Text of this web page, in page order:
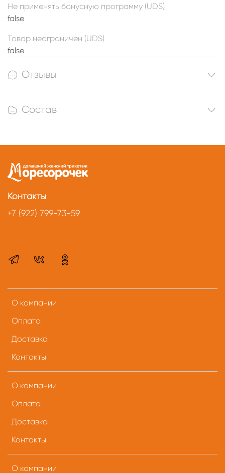
Не применять бонусную программу (UDS)
false
Товар неограничен (UDS)
false
Отзывы
Состав
О компании
Оплата
Доставка
Контакты
О компании
Оплата
Доставка
Контакты
О компании
Контакты
+7 (922) 799-73-59